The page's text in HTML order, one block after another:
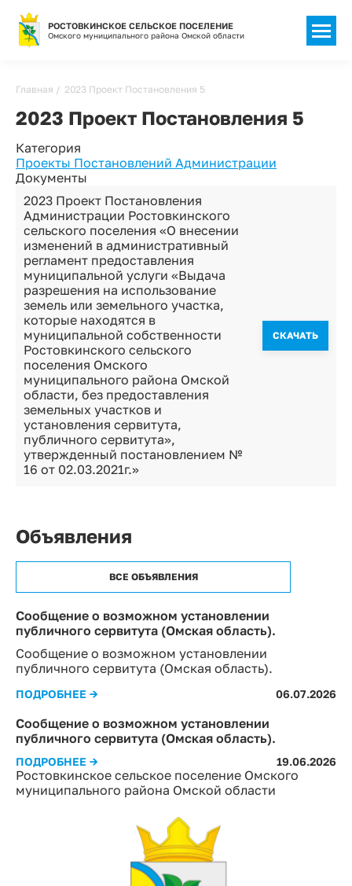
РОСТОВКИНСКОЕ СЕЛЬСКОЕ ПОСЕЛЕНИЕ
Омского муниципального района Омской области
Ростовкинское сельское поселение Омского
муниципального района Омской области
Строка
навигации
Главная 2023 Проект Постановления 5
2023 Проект Постановления 5
Категория
Проекты Постановлений Администрации
Документы
2023 Проект Постановления
Администрации Ростовкинского
сельского поселения «О внесении
изменений в административный
регламент предоставления
муниципальной услуги «Выдача
разрешения на использование
земель или земельного участка,
которые находятся в
муниципальной собственности
Ростовкинского сельского
поселения Омского
муниципального района Омской
области, без предоставления
земельных участков и
установления сервитута,
публичного сервитута»,
утвержденный постановлением №
16 от 02.03.2021г.»
CКАЧАТЬ
Объявления
ВСЕ ОБЪЯВЛЕНИЯ
Сообщение о возможном установлении
публичного сервитута (Омская область).
Сообщение о возможном установлении
публичного сервитута (Омская область).
ПОДРОБНЕЕ → 06.07.2026
Сообщение о возможном установлении
публичного сервитута (Омская область).
ПОДРОБНЕЕ → 19.06.2026